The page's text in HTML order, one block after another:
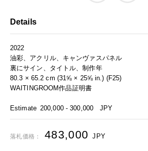
Details
2022
油彩、アクリル、キャンヴァスパネル
裏にサイン、タイトル、制作年
80.3 × 65.2 cm (31⅝ × 25⅝ in.) (F25)
WAITINGROOM作品証明書
Estimate 200,000 - 300,000 JPY
落札価格： 483,000 JPY